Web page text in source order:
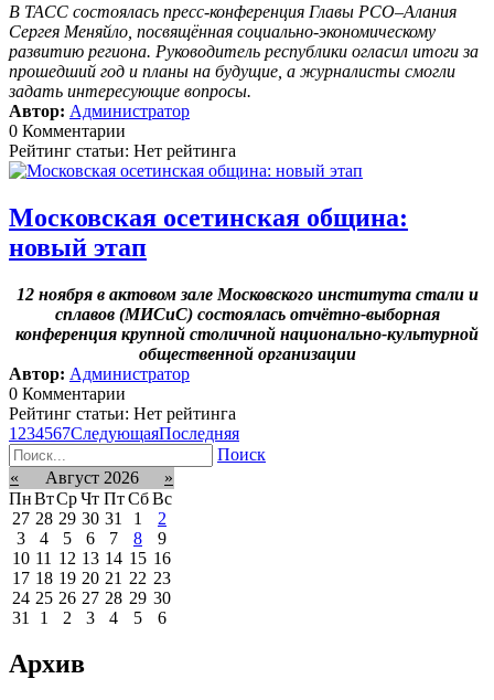
В ТАСС состоялась пресс-конференция Главы РСО–Алания
Сергея Меняйло, посвящённая социально-экономическому
развитию региона. Руководитель республики огласил итоги за
прошедший год и планы на будущие, а журналисты смогли
задать интересующие вопросы.
Автор: Администратор
0 Комментарии
Рейтинг статьи: Нет рейтинга
Московская осетинская община:
новый этап
12 ноября в актовом зале Московского института стали и
сплавов (МИСиС) состоялась отчётно-выборная
конференция крупной столичной национально-культурной
общественной организации
Автор: Администратор
0 Комментарии
Рейтинг статьи: Нет рейтинга
1 234567СледующаяПоследняя
Поиск
«
Август 2026
»
ПнВтСрЧт Пт Сб Вс
27 28 29 30 31 1
2
3
4 5 6 7 8
9
10 11 12 13 14 15 16
17 18 19 20 21 22 23
24 25 26 27 28 29 30
31
1 2 3 4 5 6
Архив